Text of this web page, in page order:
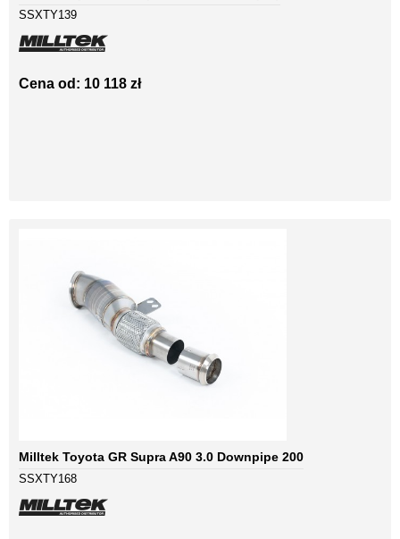
SSXTY139
Cena od: 10 118 zł
Milltek Toyota GR Supra A90 3.0 Downpipe 200
SSXTY168